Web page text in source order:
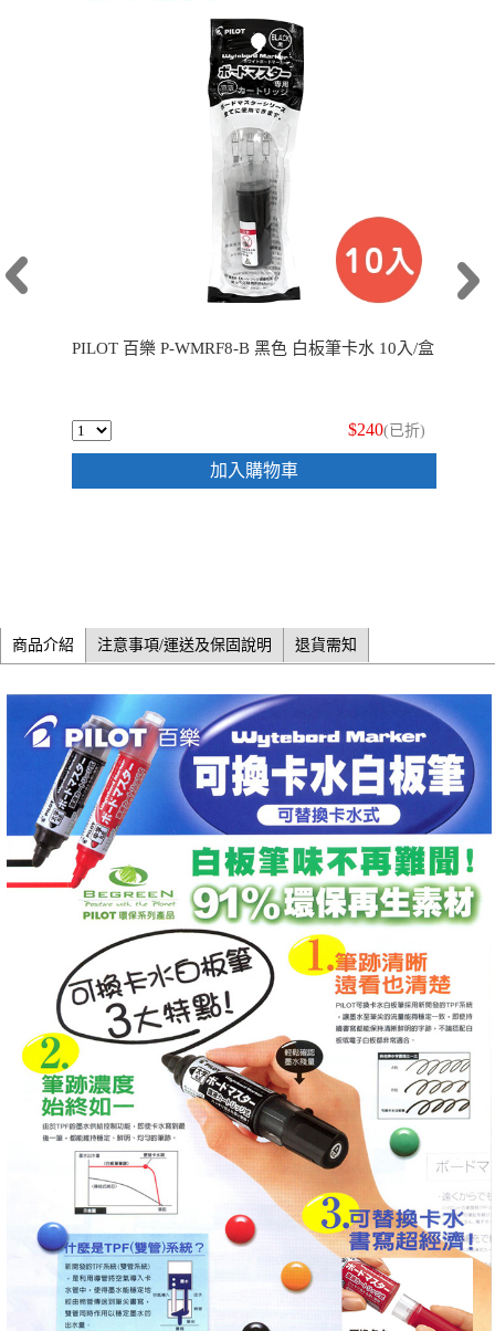
PILOT 百樂 P-WMRF8-B 黑色 白板筆卡水 10入/盒
$240(已折)
加入購物車
商品介紹 注意事項/運送及保固說明 退貨需知